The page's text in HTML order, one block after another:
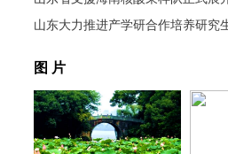
山东大力推进产学研合作培养研究
图 片